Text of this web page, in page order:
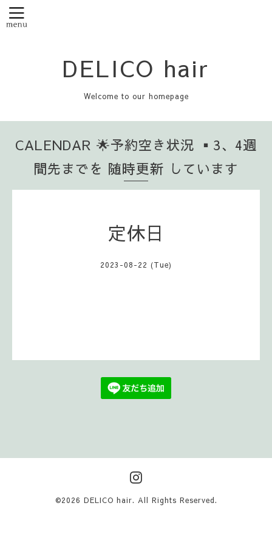
DELICO hair
Welcome to our homepage
CALENDAR 🌟予約空き状況 ▪️3、4週
間先までを 随時更新 しています
定休日
2023-08-22 (Tue)
©2026 DELICO hair. All Rights Reserved.